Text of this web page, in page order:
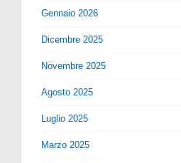
Gennaio 2026
Dicembre 2025
Novembre 2025
Agosto 2025
Luglio 2025
Marzo 2025